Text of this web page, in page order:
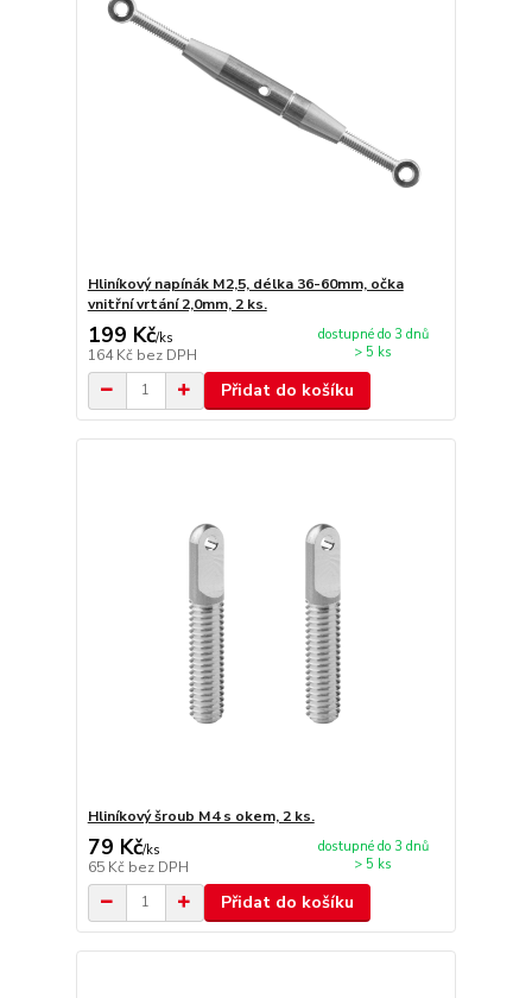
Hliníkový napínák M2,5, délka 36-60mm, očka
vnitřní vrtání 2,0mm, 2 ks.
199 Kč/ks
164 Kč bez DPH
dostupné do 3 dnů
> 5 ks
Přidat do košíku
Hliníkový šroub M4 s okem, 2 ks.
79 Kč/ks
65 Kč bez DPH
dostupné do 3 dnů
> 5 ks
Přidat do košíku